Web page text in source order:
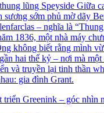
lũng Speyside Giữa
sương sớm phủ mờ dãy
– nghĩa là
1836, một nhà máy
không biết rằng mình
hai thế kỷ – nơi mà
và truyền lại tinh thần
gia đình Grant.
triển Greenink – góc nhìn